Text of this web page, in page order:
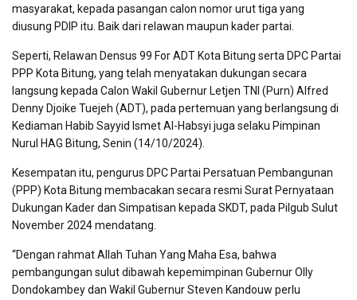
masyarakat, kepada pasangan calon nomor urut tiga yang
diusung PDIP itu. Baik dari relawan maupun kader partai.
Seperti, Relawan Densus 99 For ADT Kota Bitung serta DPC Partai
PPP Kota Bitung, yang telah menyatakan dukungan secara
langsung kepada Calon Wakil Gubernur Letjen TNI (Purn) Alfred
Denny Djoike Tuejeh (ADT), pada pertemuan yang berlangsung di
Kediaman Habib Sayyid Ismet Al-Habsyi juga selaku Pimpinan
Nurul HAG Bitung, Senin (14/10/2024).
Kesempatan itu, pengurus DPC Partai Persatuan Pembangunan
(PPP) Kota Bitung membacakan secara resmi Surat Pernyataan
Dukungan Kader dan Simpatisan kepada SKDT, pada Pilgub Sulut
November 2024 mendatang.
“Dengan rahmat Allah Tuhan Yang Maha Esa, bahwa
pembangungan sulut dibawah kepemimpinan Gubernur Olly
Dondokambey dan Wakil Gubernur Steven Kandouw perlu